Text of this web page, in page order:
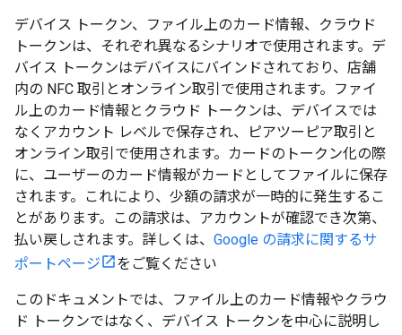
デバイス トークン、ファイル上のカード情報、クラウド
トークンは、それぞれ異なるシナリオで使用されます。デ
バイス トークンはデバイスにバインドされており、店舗
内の NFC 取引とオンライン取引で使用されます。ファイ
ル上のカード情報とクラウド トークンは、デバイスでは
なくアカウント レベルで保存され、ピアツーピア取引と
オンライン取引で使用されます。カードのトークン化の際
に、ユーザーのカード情報がカードとしてファイルに保存
されます。これにより、少額の請求が一時的に発生するこ
とがあります。この請求は、アカウントが確認でき次第、
払い戻しされます。詳しくは、 Google の請求に関するサ
ポートページ
をご覧ください
このドキュメントでは、ファイル上のカード情報やクラウ
ド トークンではなく、デバイス トークンを中心に説明し